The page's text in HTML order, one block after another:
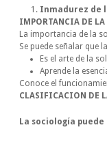
Inmadurez de
IMPORTANCIA DE
La importancia de la
Se puede señalar que
Es el arte de la
Aprende la
Conoce el
CLASIFICACION DE
La sociología